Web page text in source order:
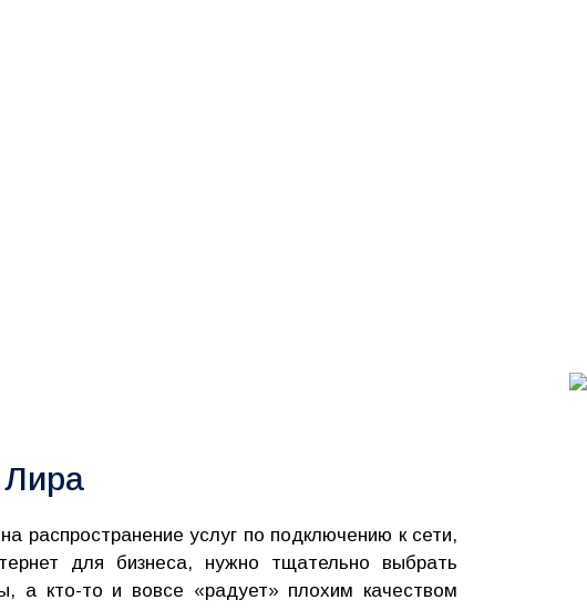
Лира
распространение услуг по подключению к сети,
для бизнеса, нужно тщательно выбрать
а кто-то и вовсе «радует» плохим качеством